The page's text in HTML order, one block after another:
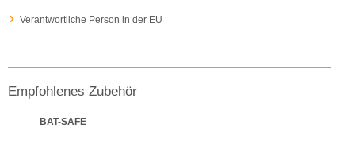
Verantwortliche Person in der EU
Empfohlenes Zubehör
BAT-SAFE